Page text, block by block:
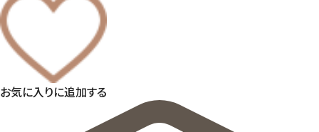
お気に入りに追加する